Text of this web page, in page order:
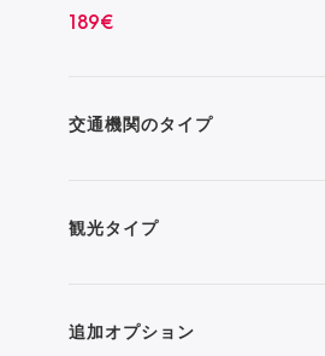
189€
交通機関のタイプ
観光タイプ
追加オプション